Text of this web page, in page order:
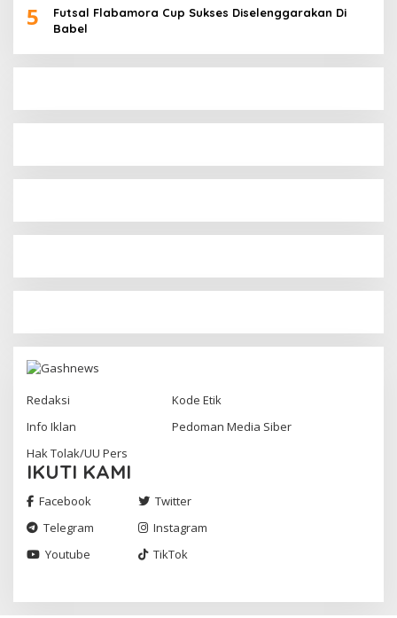
5
Futsal Flabamora Cup Sukses Diselenggarakan Di
Babel
Redaksi
Kode Etik
Info Iklan
Pedoman Media Siber
Hak Tolak/UU Pers
IKUTI KAMI
Facebook
Twitter
Telegram
Instagram
Youtube
TikTok